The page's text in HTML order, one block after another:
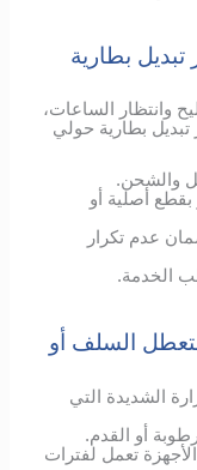
بطارية
وانتظار الساعات،
بطارية حولي
والشحن.
أصلية أو
عدم تكرار
الخدمة.
لتعطل السلف أو
الشديدة التي
أو القدم.
تعمل لفترات